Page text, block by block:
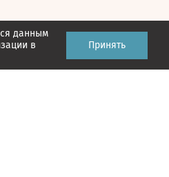
данным
в
Принять